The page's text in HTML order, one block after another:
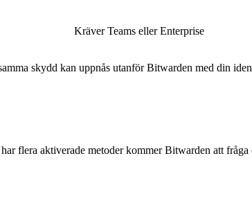
Kräver Teams eller Enterprise
skydd kan uppnås utanför Bitwarden med din
flera aktiverade metoder kommer Bitwarden att